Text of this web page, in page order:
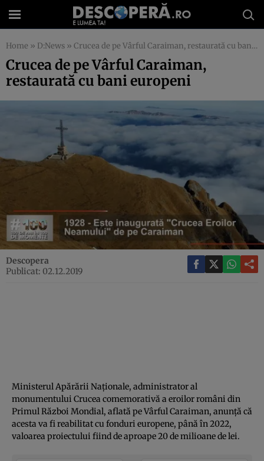
Home » D:News » Crucea de pe Vârful Caraiman, restaurată cu bani europeni
Crucea de pe Vârful Caraiman,
restaurată cu bani europeni
Descopera
Publicat: 02.12.2019
Ministerul Apărării Naţionale, administrator al
monumentului Crucea comemorativă a eroilor români din
Primul Război Mondial, aflată pe Vârful Caraiman, anunţă că
acesta va fi reabilitat cu fonduri europene, până în 2022,
valoarea proiectului fiind de aproape 20 de milioane de lei.